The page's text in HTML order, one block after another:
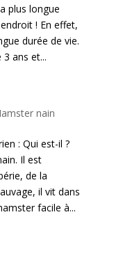
plus longue
! En effet,
durée de vie.
3 ans et...
nain
: Qui est-il ?
Il est
de la
il vit dans
facile à...